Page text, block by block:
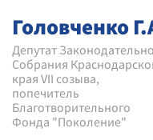
Головченко
Депутат
Собрания
края VII созыва,
попечитель
Благотворительного
Фонда "Поколение"